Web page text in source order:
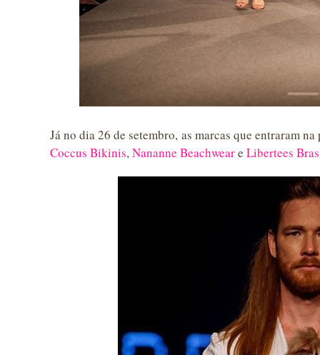
Já no dia 26 de setembro, as marcas que entraram
Coccus Bikinis,Nananne Beachweare Libertees